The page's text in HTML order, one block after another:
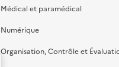
Médical et paramédical
Numérique
Organisation, Contrôle et